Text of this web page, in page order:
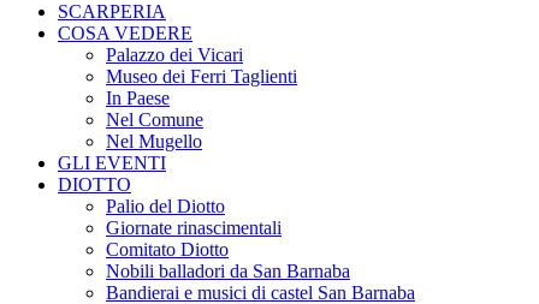
SCARPERIA
COSA VEDERE
Palazzo dei Vicari
Museo dei Ferri Taglienti
In Paese
Nel Comune
Nel Mugello
GLI EVENTI
DIOTTO
Palio del Diotto
Giornate rinascimentali
Comitato Diotto
Nobili balladori da San Barnaba
Bandierai e musici di castel San Barnaba